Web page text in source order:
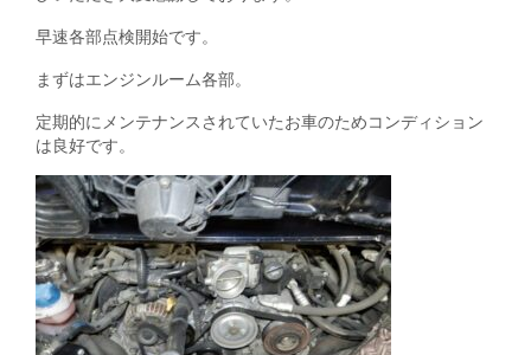
早速各部点検開始です。
まずはエンジンルーム各部。
定期的にメンテナンスされていたお車のためコンディション
は良好です。